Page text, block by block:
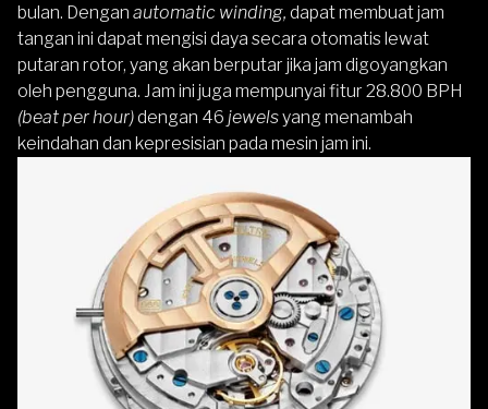
bulan. Dengan automatic winding, dapat membuat jam
tangan ini dapat mengisi daya secara otomatis lewat
putaran rotor, yang akan berputar jika jam digoyangkan
oleh pengguna. Jam ini juga mempunyai fitur 28.800 BPH
(beat per hour)dengan 46 jewelsyang menambah
keindahan dan kepresisian pada mesin jam ini.